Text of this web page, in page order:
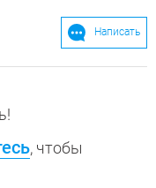
Написать
, чтобы